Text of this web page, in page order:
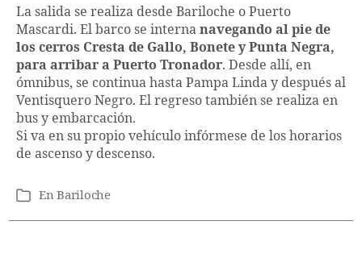
La salida se realiza desde Bariloche o Puerto
Mascardi. El barco se interna navegando al pie de
los cerros Cresta de Gallo, Bonete y Punta Negra,
para arribar a Puerto Tronador. Desde allí, en
ómnibus, se continua hasta Pampa Linda y después al
Ventisquero Negro. El regreso también se realiza en
bus y embarcación.
Si va en su propio vehículo infórmese de los horarios
de ascenso y descenso.
Categorías
EnBariloche